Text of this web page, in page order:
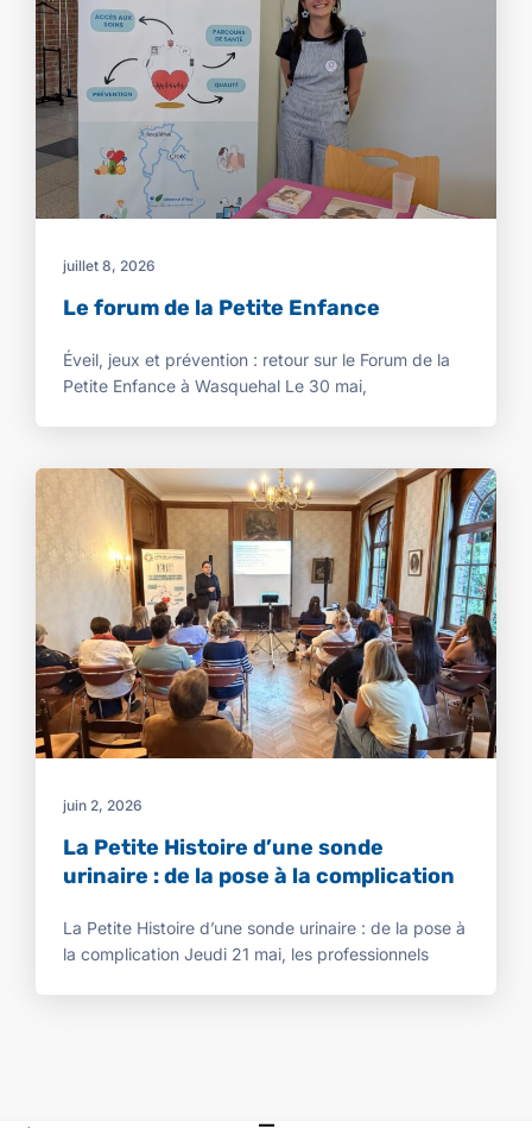
juillet 8, 2026
Le forum de la Petite Enfance
Éveil, jeux et prévention : retour sur le Forum de la
Petite Enfance à Wasquehal Le 30 mai,
juin 2, 2026
La Petite Histoire d’une sonde
urinaire : de la pose à la complication
La Petite Histoire d’une sonde urinaire : de la pose à
la complication Jeudi 21 mai, les professionnels